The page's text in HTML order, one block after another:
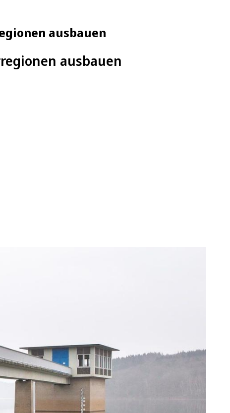
ausbauen
ausbauen